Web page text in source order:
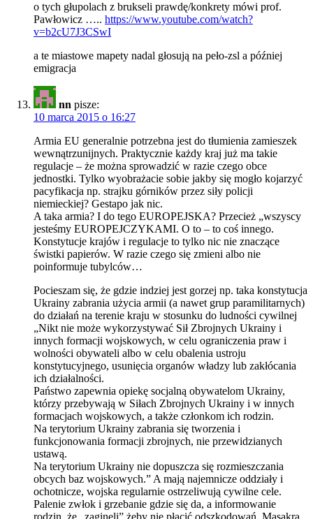
o tych głupolach z brukseli prawdę/konkrety mówi prof.
Pawłowicz ….. https://www.youtube.com/watch?
v=b2cU7J3CSwI
a te miastowe mapety nadal głosują na peło-zsl a później
emigracja
nn pisze:
10 marca 2015 o 16:27
Armia EU generalnie potrzebna jest do tłumienia zamieszek
wewnątrzunijnych. Praktycznie każdy kraj już ma takie
regulacje – że można sprowadzić w razie czego obce
jednostki. Tylko wyobrażacie sobie jakby się mogło kojarzyć
pacyfikacja np. strajku górników przez siły policji
niemieckiej? Gestapo jak nic.
A taka armia? I do tego EUROPEJSKA? Przecież „wszyscy
jesteśmy EUROPEJCZYKAMI. O to – to coś innego.
Konstytucje krajów i regulacje to tylko nic nie znaczące
świstki papierów. W razie czego się zmieni albo nie
poinformuje tubylców…
Pocieszam się, że gdzie indziej jest gorzej np. taka konstytucja
Ukrainy zabrania użycia armii (a nawet grup paramilitarnych)
do działań na terenie kraju w stosunku do ludności cywilnej
„Nikt nie może wykorzystywać Sił Zbrojnych Ukrainy i
innych formacji wojskowych, w celu ograniczenia praw i
wolności obywateli albo w celu obalenia ustroju
konstytucyjnego, usunięcia organów władzy lub zakłócania
ich działalności.
Państwo zapewnia opiekę socjalną obywatelom Ukrainy,
którzy przebywają w Siłach Zbrojnych Ukrainy i w innych
formacjach wojskowych, a także członkom ich rodzin.
Na terytorium Ukrainy zabrania się tworzenia i
funkcjonowania formacji zbrojnych, nie przewidzianych
ustawą.
Na terytorium Ukrainy nie dopuszcza się rozmieszczania
obcych baz wojskowych.” A mają najemnicze oddziały i
ochotnicze, wojska regularnie ostrzeliwują cywilne cele.
Palenie zwłok i grzebanie gdzie się da, a informowanie